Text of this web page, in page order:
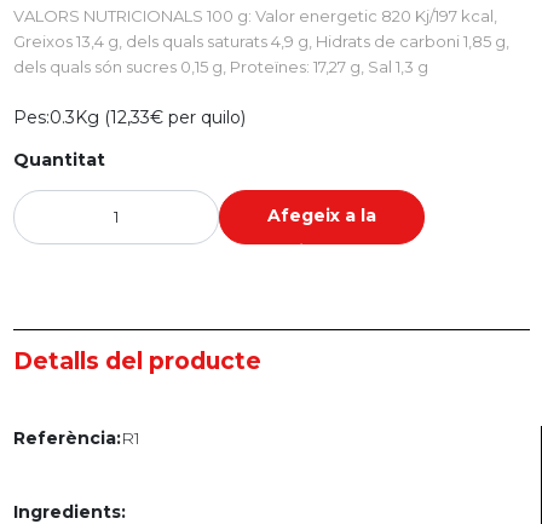
VALORS NUTRICIONALS 100 g: Valor energetic 820 Kj/197 kcal,
Greixos 13,4 g, dels quals saturats 4,9 g, Hidrats de carboni 1,85 g,
dels quals són sucres 0,15 g, Proteïnes: 17,27 g, Sal 1,3 g
Pes:0.3Kg (12,33€ per quilo)
Quantitat
Afegeix a la
Detalls del producte
Referència:R1
Ingredients: